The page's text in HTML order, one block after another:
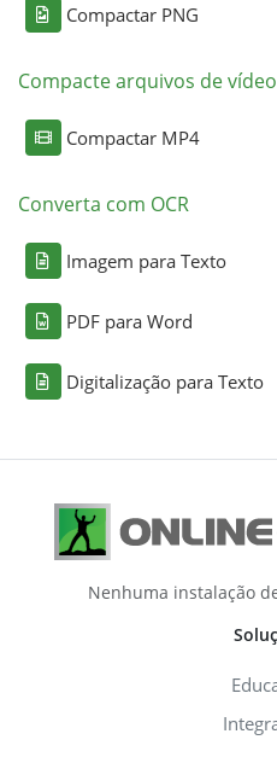
Compactar PNG
Compacte arquivos de vídeo
Compactar MP4
Converta com OCR
Imagem para Texto
PDF para Word
Digitalização para Texto
Nenhuma instalação